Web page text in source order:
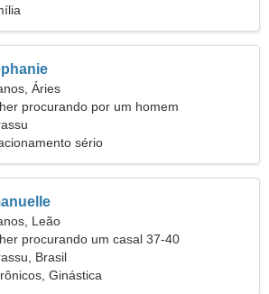
Áries
procurando por um homem
sério
Leão
procurando um casal 37-40
Brasil
Ginástica